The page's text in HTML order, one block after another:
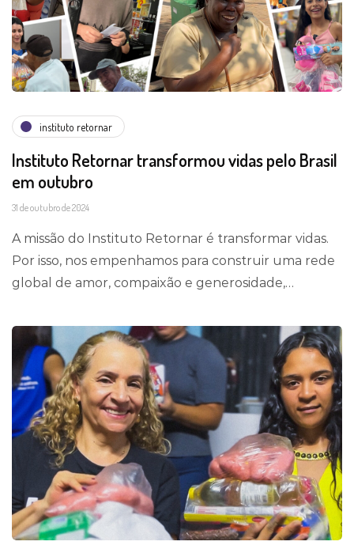
instituto retornar
Instituto Retornar transformou vidas pelo Brasil
em outubro
31 de outubro de 2024
A missão do Instituto Retornar é transformar vidas.
Por isso, nos empenhamos para construir uma rede
global de amor, compaixão e generosidade,…